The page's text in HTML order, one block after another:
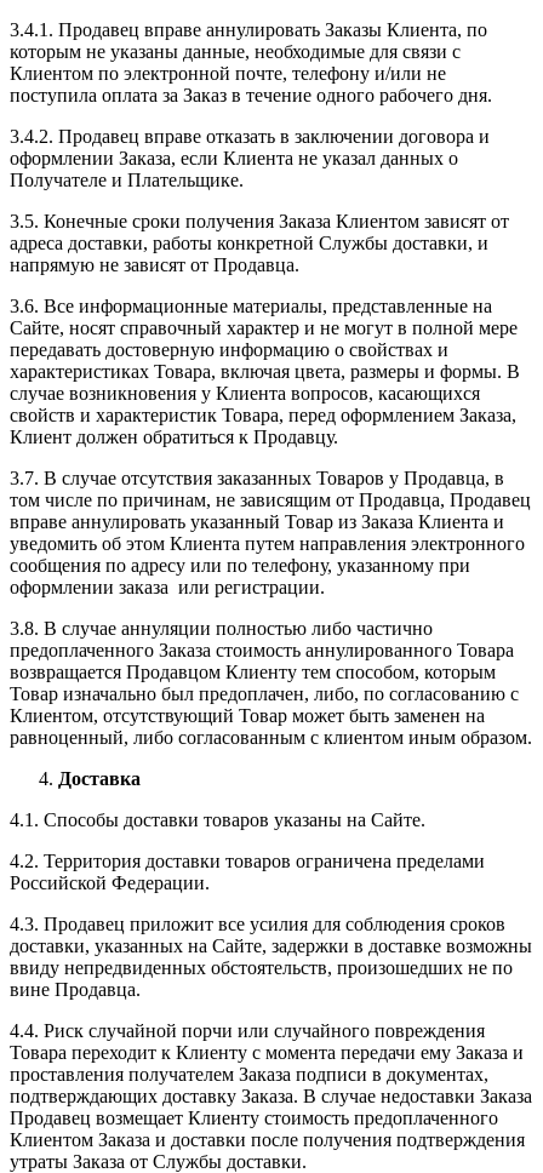
3.4.1. Продавец вправе аннулировать Заказы Клиента, по
которым не указаны данные, необходимые для связи с
Клиентом по электронной почте, телефону и/или не
поступила оплата за Заказ в течение одного рабочего дня.
3.4.2. Продавец вправе отказать в заключении договора и
оформлении Заказа, если Клиента не указал данных о
Получателе и Плательщике.
3.5. Конечные сроки получения Заказа Клиентом зависят от
адреса доставки, работы конкретной Службы доставки, и
напрямую не зависят от Продавца.
3.6. Все информационные материалы, представленные на
Сайте, носят справочный характер и не могут в полной мере
передавать достоверную информацию о свойствах и
характеристиках Товара, включая цвета, размеры и формы. В
случае возникновения у Клиента вопросов, касающихся
свойств и характеристик Товара, перед оформлением Заказа,
Клиент должен обратиться к Продавцу.
3.7. В случае отсутствия заказанных Товаров у Продавца, в
том числе по причинам, не зависящим от Продавца, Продавец
вправе аннулировать указанный Товар из Заказа Клиента и
уведомить об этом Клиента путем направления электронного
сообщения по адресу или по телефону, указанному при
оформлении заказа или регистрации.
3.8. В случае аннуляции полностью либо частично
предоплаченного Заказа стоимость аннулированного Товара
возвращается Продавцом Клиенту тем способом, которым
Товар изначально был предоплачен, либо, по согласованию с
Клиентом, отсутствующий Товар может быть заменен на
равноценный, либо согласованным с клиентом иным образом.
Доставка
4.1. Способы доставки товаров указаны на Сайте.
4.2. Территория доставки товаров ограничена пределами
Российской Федерации.
4.3. Продавец приложит все усилия для соблюдения сроков
доставки, указанных на Сайте, задержки в доставке возможны
ввиду непредвиденных обстоятельств, произошедших не по
вине Продавца.
4.4. Риск случайной порчи или случайного повреждения
Товара переходит к Клиенту с момента передачи ему Заказа и
проставления получателем Заказа подписи в документах,
подтверждающих доставку Заказа. В случае недоставки Заказа
Продавец возмещает Клиенту стоимость предоплаченного
Клиентом Заказа и доставки после получения подтверждения
утраты Заказа от Службы доставки.